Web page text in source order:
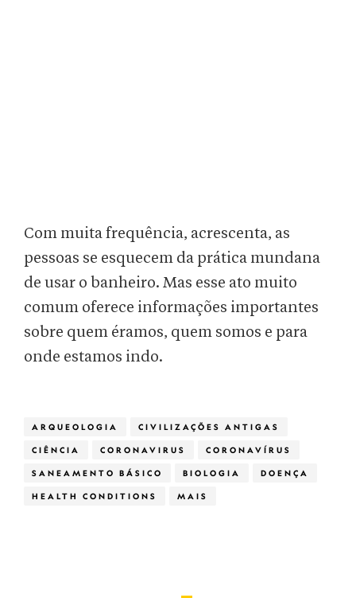
Com muita frequência, acrescenta, as
pessoas se esquecem da prática mundana
de usar o banheiro. Mas esse ato muito
comum oferece informações importantes
sobre quem éramos, quem somos e para
onde estamos indo.
ARQUEOLOGIA CIVILIZAÇÕES ANTIGAS
CIÊNCIA CORONAVIRUS CORONAVÍRUS
SANEAMENTO BÁSICO BIOLOGIA DOENÇA
HEALTH CONDITIONS MAIS